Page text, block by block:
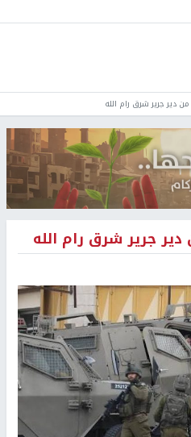
دير جرير شرق رام الله
دير جرير شرق رام الله